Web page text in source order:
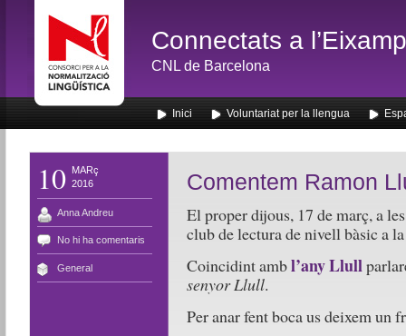
Connectats a
CNL de Barcelona
Inici Voluntariat per la llengua
10
MARç
2016
Anna Andreu
No hi ha comentaris
General
Comentem Ramon
El proper dijous, 17 de març, a
clubdelecturade nivell bàsic a
Coincidint ambl’any Llull
senyor Llull.
Per anar fent boca us deixem un